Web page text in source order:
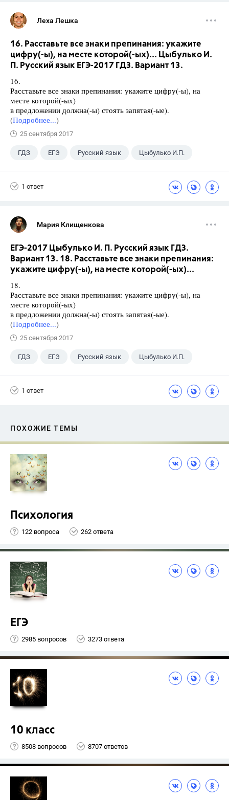
Леха Лешка
16. Расставьте все знаки препинания: укажите
цифру(-ы), на месте которой(-ых)... Цыбулько И.
П. Русский язык ЕГЭ-2017 ГДЗ. Вариант 13.
16.
Расставьте все знаки препинания: укажите цифру(-ы), на
месте которой(-ых)
в предложении должна(-ы) стоять запятая(-ые).
(Подробнее...)
25 сентября 2017
ГДЗ ЕГЭ Русский язык Цыбулько И.П.
1 ответ
Мария Клищенкова
ЕГЭ-2017 Цыбулько И. П. Русский язык ГДЗ.
Вариант 13. 18. Расставьте все знаки препинания:
укажите цифру(-ы), на месте которой(-ых)...
18.
Расставьте все знаки препинания: укажите цифру(-ы), на
месте которой(-ых)
в предложении должна(-ы) стоять запятая(-ые).
(Подробнее...)
25 сентября 2017
ГДЗ ЕГЭ Русский язык Цыбулько И.П.
1 ответ
ПОХОЖИЕ ТЕМЫ
Психология
122 вопроса 262 ответа
ЕГЭ
2985 вопросов 3273 ответа
10 класс
8508 вопросов 8707 ответов